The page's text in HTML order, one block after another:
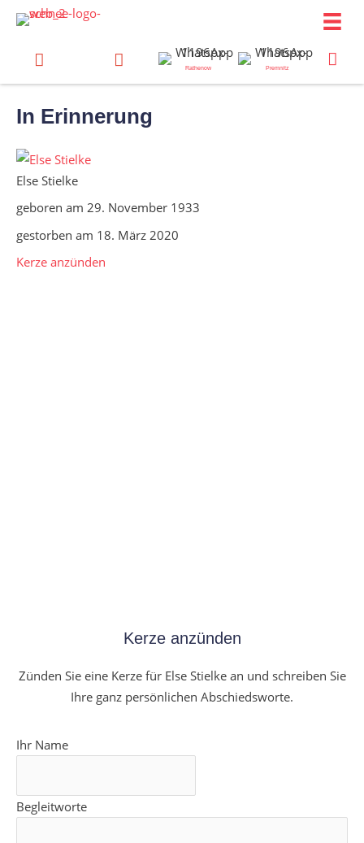
Zum
Inhalt
springen
Rathenow Premnitz
In Erinnerung
Else Stielke
geboren am 29. November 1933
gestorben am 18. März 2020
Kerze anzünden
Kerze anzünden
Zünden Sie eine Kerze für Else Stielke an und schreiben Sie
Ihre ganz persönlichen Abschiedsworte.
Ihr Name
Begleitworte